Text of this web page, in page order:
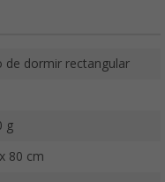
de dormir rectangular
g
80 cm